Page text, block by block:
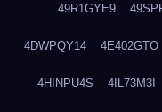
49R1GYE9
4DWPQY14 4E402GTO
4HINPU4S 4IL73M3I